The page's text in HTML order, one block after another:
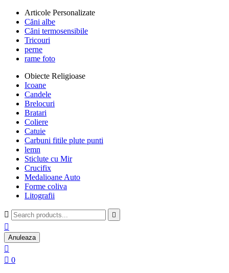
Articole Personalizate
Căni albe
Căni termosensibile
Tricouri
perne
rame foto
Obiecte Religioase
Icoane
Candele
Brelocuri
Bratari
Coliere
Catuie
Carbuni fitile plute punti
lemn
Sticlute cu Mir
Crucifix
Medalioane Auto
Forme coliva
Litografii
 

Anuleaza

 0